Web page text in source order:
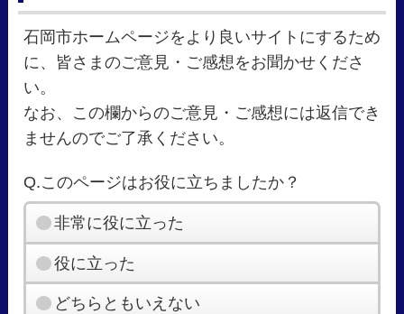
石岡市ホームページをより良いサイトにするため
に、皆さまのご意見・ご感想をお聞かせくださ
い。
なお、この欄からのご意見・ご感想には返信でき
ませんのでご了承ください。
Q.このページはお役に立ちましたか？
非常に役に立った
役に立った
どちらともいえない